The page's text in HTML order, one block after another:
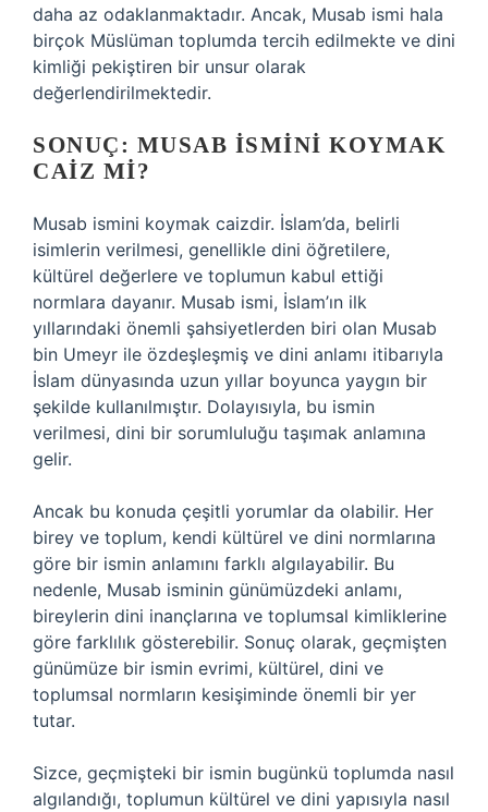
daha az odaklanmaktadır. Ancak, Musab ismi hala
birçok Müslüman toplumda tercih edilmekte ve dini
kimliği pekiştiren bir unsur olarak
değerlendirilmektedir.
SONUÇ: MUSAB İSMINI KOYMAK
CAIZ MI?
Musab ismini koymak caizdir. İslam’da, belirli
isimlerin verilmesi, genellikle dini öğretilere,
kültürel değerlere ve toplumun kabul ettiği
normlara dayanır. Musab ismi, İslam’ın ilk
yıllarındaki önemli şahsiyetlerden biri olan Musab
bin Umeyr ile özdeşleşmiş ve dini anlamı itibarıyla
İslam dünyasında uzun yıllar boyunca yaygın bir
şekilde kullanılmıştır. Dolayısıyla, bu ismin
verilmesi, dini bir sorumluluğu taşımak anlamına
gelir.
Ancak bu konuda çeşitli yorumlar da olabilir. Her
birey ve toplum, kendi kültürel ve dini normlarına
göre bir ismin anlamını farklı algılayabilir. Bu
nedenle, Musab isminin günümüzdeki anlamı,
bireylerin dini inançlarına ve toplumsal kimliklerine
göre farklılık gösterebilir. Sonuç olarak, geçmişten
günümüze bir ismin evrimi, kültürel, dini ve
toplumsal normların kesişiminde önemli bir yer
tutar.
Sizce, geçmişteki bir ismin bugünkü toplumda nasıl
algılandığı, toplumun kültürel ve dini yapısıyla nasıl